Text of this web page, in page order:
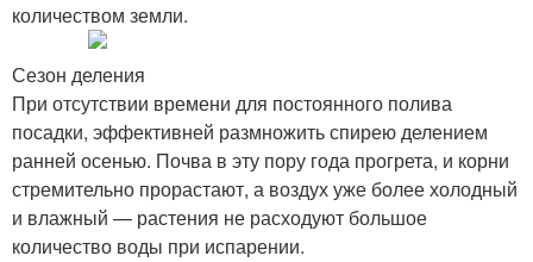
количеством земли.
Сезон деления
При отсутствии времени для постоянного полива
посадки, эффективней размножить спирею делением
ранней осенью. Почва в эту пору года прогрета, и корни
стремительно прорастают, а воздух уже более холодный
и влажный — растения не расходуют большое
количество воды при испарении.